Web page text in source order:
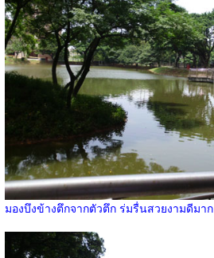
มองบึงข้างตึกจากตัวตึก ร่มรื่นสวยงามดีมาก